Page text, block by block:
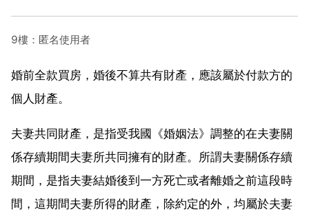
9樓：匿名使用者
婚前全款買房，婚後不算共有財產，應該屬於付款方的
個人財產。
夫妻共同財產，是指受我國《婚姻法》調整的在夫妻關
係存續期間夫妻所共同擁有的財產。所謂夫妻關係存續
期間，是指夫妻結婚後到一方死亡或者離婚之前這段時
間，這期間夫妻所得的財產，除約定的外，均屬於夫妻